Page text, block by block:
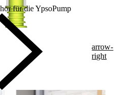
für die YpsoPump
arrow-
right